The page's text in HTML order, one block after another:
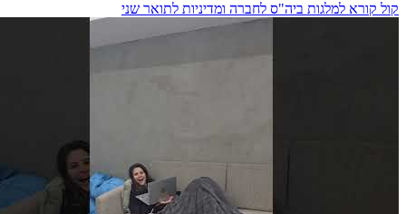
קול קורא למלגות ביה"ס לחברה ומדיניות לתואר שני